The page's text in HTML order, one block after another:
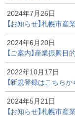
2024年7月26日
【お知らせ】札幌市
2024年6月20日
【ご案内】産業振興
2022年10月17日
【新規登録はこちら
2024年5月21日
【お知らせ】札幌市